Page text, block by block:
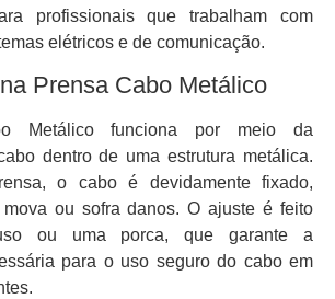
profissionais que trabalham com
elétricos e de comunicação.
Prensa Cabo Metálico
Metálico funciona por meio da
dentro de uma estrutura metálica.
o cabo é devidamente fixado,
ou sofra danos. O ajuste é feito
ou uma porca, que garante a
para o uso seguro do cabo em